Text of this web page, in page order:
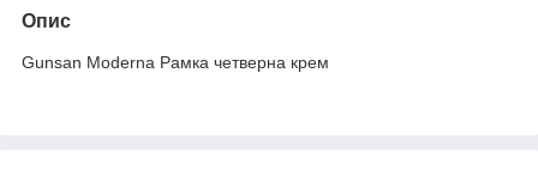
Опис
Gunsan Moderna Рамка четверна крем